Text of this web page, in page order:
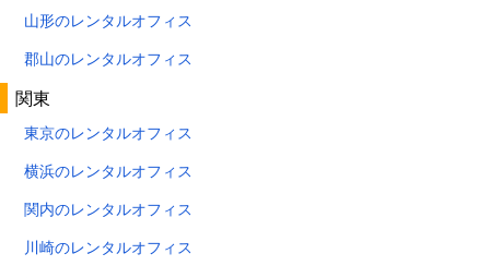
山形のレンタルオフィス
郡山のレンタルオフィス
関東
東京のレンタルオフィス
横浜のレンタルオフィス
関内のレンタルオフィス
川崎のレンタルオフィス